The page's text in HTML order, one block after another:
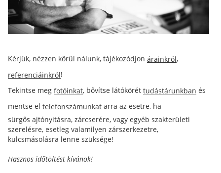
Kérjük, nézzen körül nálunk, tájékozódjon árainkról,
referenciáinkról!
Tekintse meg fotóinkat, bővítse látókörét tudástárunkban és
mentse el telefonszámunkat arra az esetre, ha
sürgős ajtónyitásra, zárcserére, vagy egyéb szakterületi
szerelésre, esetleg valamilyen zárszerkezetre,
kulcsmásolásra lenne szüksége!
Hasznos időtöltést kívánok!